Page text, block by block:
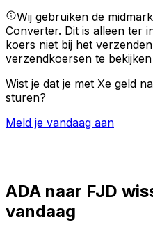
Wij gebruiken de
Converter. Dit is alleen ter
koers niet bij het
verzendkoersen te bekijken
Wist je dat je met Xe geld
sturen?
Meld je vandaag aan
ADA naar FJD
vandaag